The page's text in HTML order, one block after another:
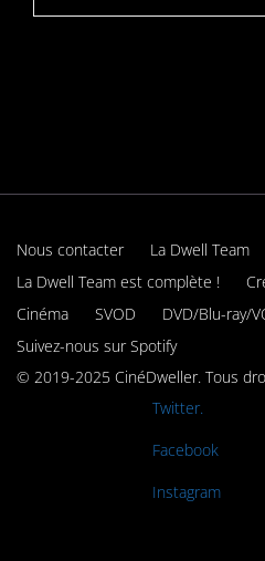
Nous contacter
La Dwell Team
La Dwell Team est complète !
Cinéma
SVOD
DVD/Blu-ray/
Suivez-nous sur Spotify
© 2019-2025 CinéDweller. Tous
Twitter.
Facebook
Instagram